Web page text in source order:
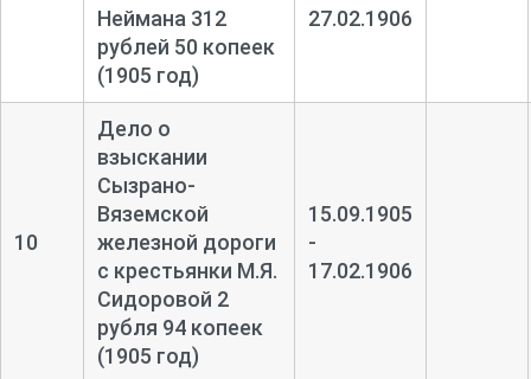
Неймана 312
рублей 50 копеек
(1905 год)
27.02.1906
10
Дело о
взыскании
Сызрано-
Вяземской
железной дороги
с крестьянки М.Я.
Сидоровой 2
рубля 94 копеек
(1905 год)
15.09.1905
-
17.02.1906